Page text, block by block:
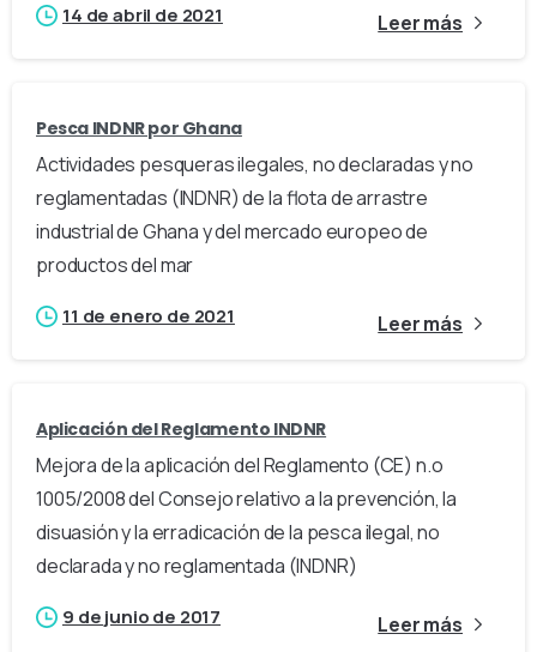
14 de abril de 2021 Leer más
Pesca INDNR por Ghana
Actividades pesqueras ilegales, no declaradas y no
reglamentadas (INDNR) de la flota de arrastre
industrial de Ghana y del mercado europeo de
productos del mar
11 de enero de 2021 Leer más
Aplicación del Reglamento INDNR
Mejora de la aplicación del Reglamento (CE) n.o
1005/2008 del Consejo relativo a la prevención, la
disuasión y la erradicación de la pesca ilegal, no
declarada y no reglamentada (INDNR)
9 de junio de 2017 Leer más